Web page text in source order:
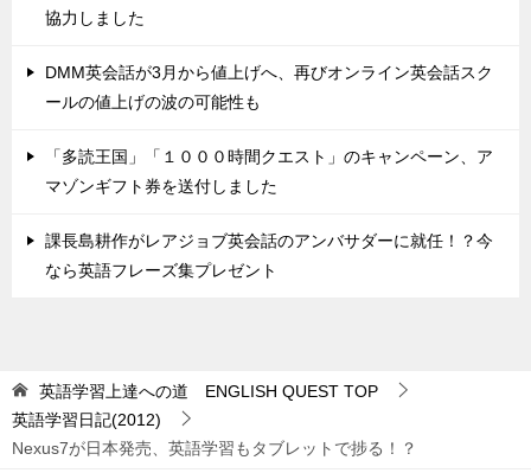
協力しました
DMM英会話が3月から値上げへ、再びオンライン英会話スク
ールの値上げの波の可能性も
「多読王国」「１０００時間クエスト」のキャンペーン、ア
マゾンギフト券を送付しました
課長島耕作がレアジョブ英会話のアンバサダーに就任！？今
なら英語フレーズ集プレゼント
英語学習上達への道 ENGLISH QUEST TOP
英語学習日記(2012)
Nexus7が日本発売、英語学習もタブレットで捗る！？